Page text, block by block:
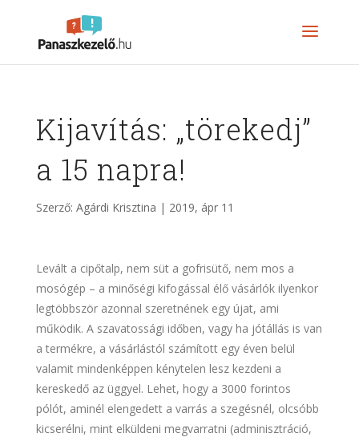
Kijavítás: „törekedj”
a 15 napra!
Szerző: Agárdi Krisztina | 2019, ápr 11
Levált a cipőtalp, nem süt a gofrisütő, nem mos a
mosógép – a minőségi kifogással élő vásárlók ilyenkor
legtöbbször azonnal szeretnének egy újat, ami
működik. A szavatossági időben, vagy ha jótállás is van
a termékre, a vásárlástól számított egy éven belül
valamit mindenképpen kénytelen lesz kezdeni a
kereskedő az üggyel. Lehet, hogy a 3000 forintos
pólót, aminél elengedett a varrás a szegésnél, olcsóbb
kicserélni, mint elküldeni megvarratni (adminisztráció,